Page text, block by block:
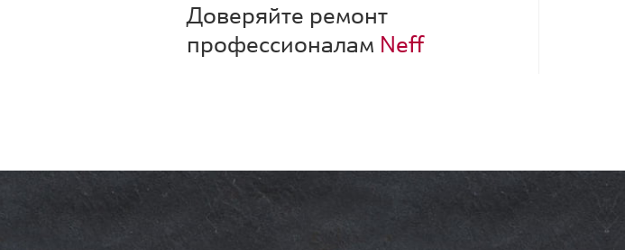
Доверяйте ремонт
профессионалам Neff